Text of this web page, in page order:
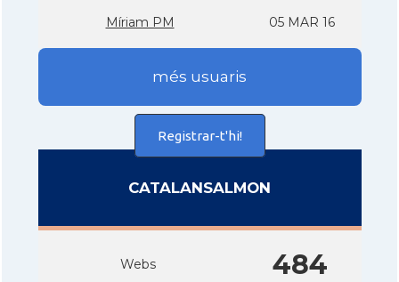
Mí­riam PM 05 MAR 16
més usuaris
Registrar-t'hi!
CATALANSALMON
Webs 484